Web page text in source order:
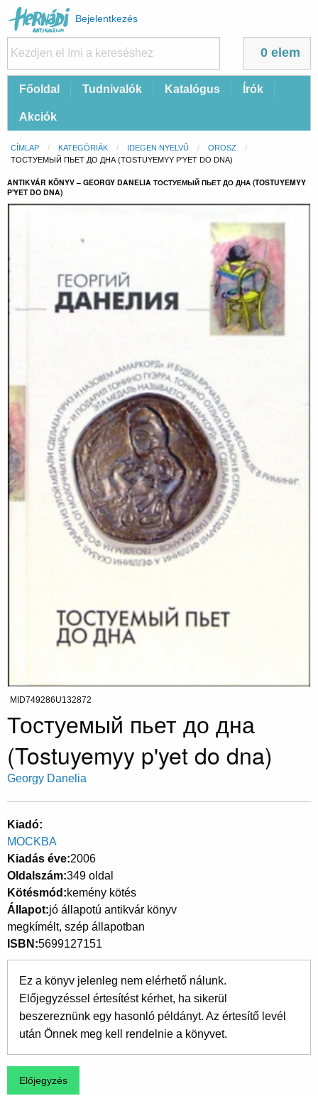
Felhasználói
fiók
menüje
Bejelentkezés
0 elem
FőFőoldal Tudnivalók Katalógus Írók
Akciók
Morzsa
CÍMLAP KATEGÓRIÁK IDEGEN NYELVŰ
OROSZ
CURRENT:
ТОСТУЕМЫЙ ПЬЕТ ДО ДНА (TOSTUYEMYY P'YET DO DNA)
ANTIKVÁR KÖNYV – GEORGY DANELIA ТОСТУЕМЫЙ ПЬЕТ ДО ДНА (TOSTUYEMYY
P'YET DO DNA)
MID749286U132872
Тостуемый пьет до дна
(Tostuyemyy p'yet do dna)
Georgy Danelia
Kiadó
MOCKBA
Kiadás éve 2006
Oldalszám 349 oldal
Kötésmód kemény kötés
Állapot jó állapotú antikvár könyv
megkímélt, szép állapotban
ISBN 5699127151
Ez a könyv jelenleg nem elérhető nálunk.
Előjegyzéssel értesítést kérhet, ha sikerül
beszereznünk egy hasonló példányt. Az értesítő levél
után Önnek meg kell rendelnie a könyvet.